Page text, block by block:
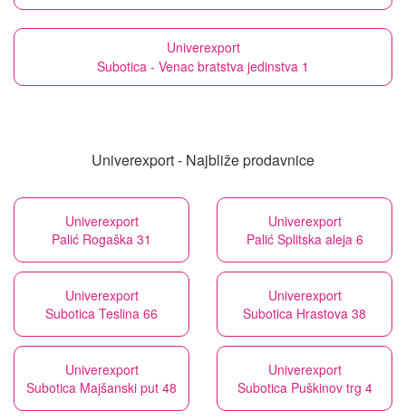
Univerexport
Subotica - Venac bratstva jedinstva 1
Univerexport - Najbliže prodavnice
Univerexport
Palić Rogaška 31
Univerexport
Palić Splitska aleja 6
Univerexport
Subotica Teslina 66
Univerexport
Subotica Hrastova 38
Univerexport
Subotica Majšanski put 48
Univerexport
Subotica Puškinov trg 4